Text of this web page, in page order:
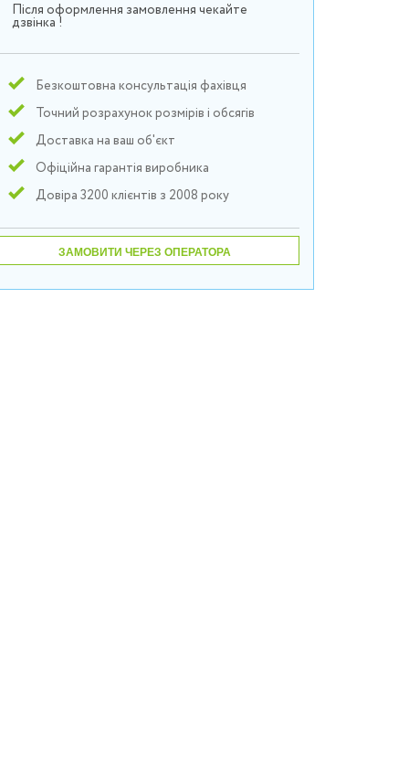
Після оформлення замовлення чекайте
дзвінка !
Безкоштовна консультація фахівця
Точний розрахунок розмірів і обсягів
Доставка на ваш об'єкт
Офіційна гарантія виробника
Довіра 3200 клієнтів з 2008 року
ЗАМОВИТИ ЧЕРЕЗ ОПЕРАТОРА